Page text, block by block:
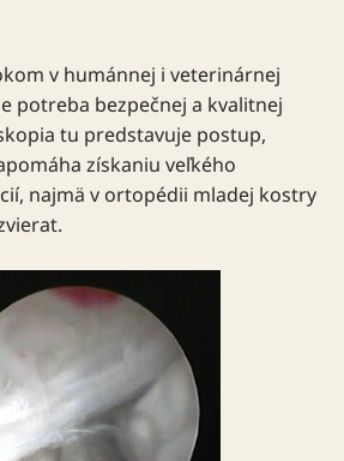
v humánnej i veterinárnej
potreba bezpečnej a kvalitnej
tu predstavuje postup,
získaniu veľkého
najmä v ortopédii mladej kostry